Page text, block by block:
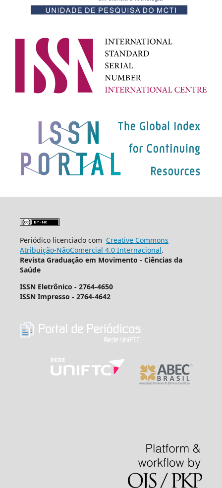
Periódico licenciado com Creative Commons
Atribuição-NãoComercial 4.0 Internacional.
Revista Graduação em Movimento - Ciências da
Saúde
ISSN Eletrônico - 2764-4650
ISSN Impresso - 2764-4642